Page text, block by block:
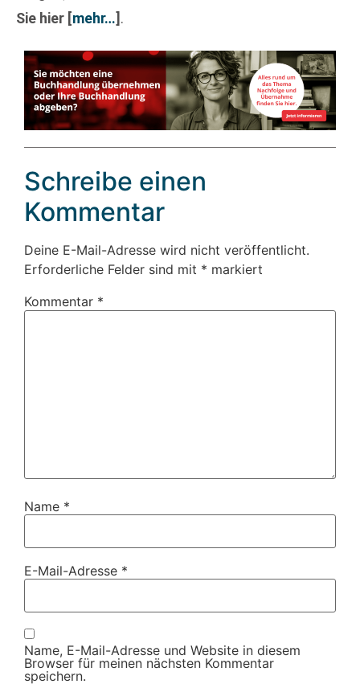
Sie hier [mehr…] .
Schreibe einen
Kommentar
Deine E-Mail-Adresse wird nicht veröffentlicht.
Erforderliche Felder sind mit * markiert
Kommentar *
Name *
E-Mail-Adresse *
Name, E-Mail-Adresse und Website in diesem
Browser für meinen nächsten Kommentar
speichern.